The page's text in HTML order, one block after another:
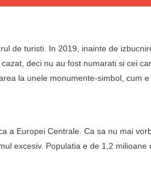
de turisti. In 2019, inainte de
deci nu au fost numarati si cei
la unele monumente-simbol, cum e
a Europei Centrale. Ca sa nu mai
excesiv. Populatia e de 1,2